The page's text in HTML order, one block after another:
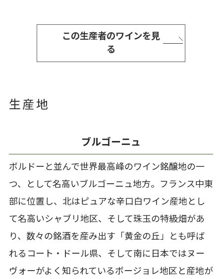
この生産者のワインを見
る
生産地
ブルゴーニュ
ボルドーと並んで世界最高峰のワイン銘醸地の一
つ、として名高いブルゴーニュ地方。フランス中東
部に位置し、北はピュアな辛口白ワイン産地とし
て名高いシャブリ地区、そして珠玉の特級畑があ
り、数々の銘酒を産み出す「黄金の丘」とも呼ば
れるコート・ドール県、そして南に日本ではヌー
ヴォーがよく知られているボージョレ地区と産地が